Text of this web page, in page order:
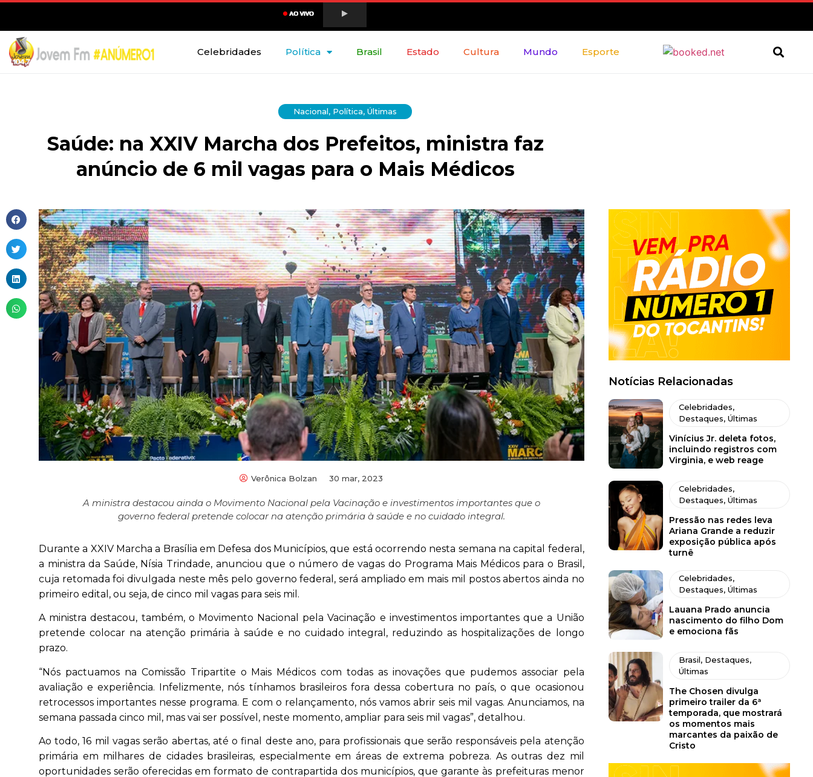
Celebridades Política Brasil Estado Cultura Mundo Esporte
Nacional, Política, Últimas
Saúde: na XXIV Marcha dos Prefeitos, ministra faz
anúncio de 6 mil vagas para o Mais Médicos
Verônica Bolzan 30 mar, 2023
A ministra destacou ainda o Movimento Nacional pela Vacinação e investimentos importantes que o
governo federal pretende colocar na atenção primária à saúde e no cuidado integral.
Durante a XXIV Marcha a Brasília em Defesa dos Municípios, que está ocorrendo nesta semana na capital federal,
a ministra da Saúde, Nísia Trindade, anunciou que o número de vagas do Programa Mais Médicos para o Brasil,
cuja retomada foi divulgada neste mês pelo governo federal, será ampliado em mais mil postos abertos ainda no
primeiro edital, ou seja, de cinco mil vagas para seis mil.
A ministra destacou, também, o Movimento Nacional pela Vacinação e investimentos importantes que a União
pretende colocar na atenção primária à saúde e no cuidado integral, reduzindo as hospitalizações de longo
prazo.
“Nós pactuamos na Comissão Tripartite o Mais Médicos com todas as inovações que pudemos associar pela
avaliação e experiência. Infelizmente, nós tínhamos brasileiros fora dessa cobertura no país, o que ocasionou
retrocessos importantes nesse programa. E com o relançamento, nós vamos abrir seis mil vagas. Anunciamos, na
semana passada cinco mil, mas vai ser possível, neste momento, ampliar para seis mil vagas”, detalhou.
Ao todo, 16 mil vagas serão abertas, até o final deste ano, para profissionais que serão responsáveis pela atenção
primária em milhares de cidades brasileiras, especialmente em áreas de extrema pobreza. As outras dez mil
oportunidades serão oferecidas em formato de contrapartida dos municípios, que garante às prefeituras menor
Notícias Relacionadas
Celebridades,
Destaques, Últimas
Vinícius Jr. deleta fotos,
incluindo registros com
Virginia, e web reage
Celebridades,
Destaques, Últimas
Pressão nas redes leva
Ariana Grande a reduzir
exposição pública após
turnê
Celebridades,
Destaques, Últimas
Lauana Prado anuncia
nascimento do filho Dom
e emociona fãs
Brasil, Destaques,
Últimas
The Chosen divulga
primeiro trailer da 6ª
temporada, que mostrará
os momentos mais
marcantes da paixão de
Cristo